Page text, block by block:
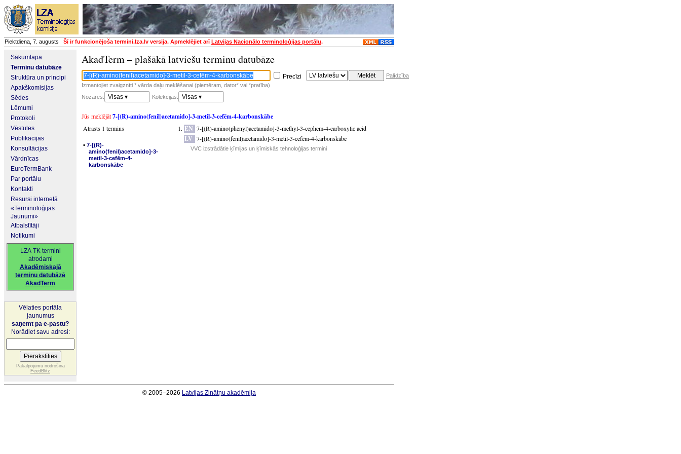
Piektdiena, 7. augusts Šī ir funkcionējoša termini.lza.lv versija. Apmeklējiet arīLatvijas Nacionālo terminoloģijas portālu.
Sākumlapa
Terminu datubāze
Struktūra un principi
Apakškomisijas
Sēdes
Lēmumi
Protokoli
Vēstules
Publikācijas
Konsultācijas
Vārdnīcas
EuroTermBank
Par portālu
Kontakti
Resursi internetā
«Terminoloģijas
Jaunumi»
Atbalstītāji
Notikumi
LZA TK termini
atrodami
Akadēmiskajā
terminu datubāzē
AkadTerm
Vēlaties portāla
jaunumus
saņemt pa e-pastu?
Norādiet savu adresi:
Pakalpojumu nodrošina
FeedBlitz
AkadTerm – plašākā latviešu terminu datubāze
Precīzi
Palīdzība
Izmantojiet zvaigznīti * vārda daļu meklēšanai (piemēram, dator* vai *pratība)
Nozares:
Visas ▾ Kolekcijas: Visas ▾
Jūs meklējāt7-[(R)-amino(fenil)acetamido]-3-metil-3-cefēm-4-karbonskābe
Atrasts 1 termins
▪ 7-[(R)-
amino(fenil)acetamido]-3-
metil-3-cefēm-4-
karbonskābe
EN 7-[(R)-amino(phenyl)acetamido]-3-methyl-3-cephem-4-carboxylic acid
LV 7-[(R)-amino(fenil)acetamido]-3-metil-3-cefēm-4-karbonskābe
VVC izstrādātie ķīmijas un ķīmiskās tehnoloģijas termini
© 2005–2026 Latvijas Zinātņu akadēmija